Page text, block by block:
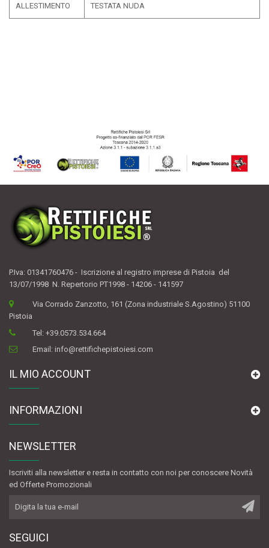
ALLESTIMENTO TESTATA NUDA
P.Iva: 01341760476 - Iscrizione al registro imprese di Pistoia del
13/07/1998 N. Repertorio PT1998 - 14206 - 141597
Via Corrado Zanzotto, 161 (Zona industriale S.Agostino) 51100
Pistoia
Tel:+39.0573.534.664
Email:info@rettifichepistoiesi.com
IL MIO ACCOUNT
INFORMAZIONI
NEWSLETTER
Iscriviti alla newsletter e resta in contatto con noi per conoscere Novità
ed Offerte Promozionali
SEGUICI